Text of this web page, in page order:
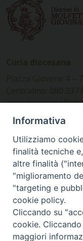
Ufficio
Piazza Giovene 4
SEGUICI SU
Facebook
Instagram
X Feed
Informativa
Utilizziamo
finalità tecniche
altre finalità
"miglioramento
"targeting e
cookie policy.
Cliccando su
cookie.
maggiori